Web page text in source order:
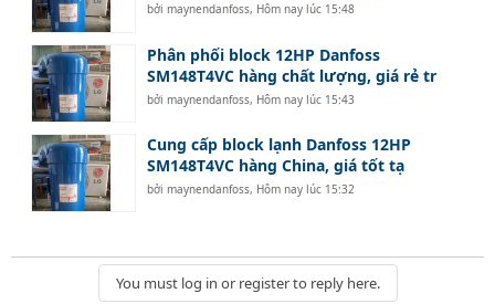
bởimaynendanfoss, Hôm nay lúc 15:48
Phân phối block 12HP Danfoss
SM148T4VC hàng chất lượng, giá rẻ tr
bởimaynendanfoss, Hôm nay lúc 15:43
Cung cấp block lạnh Danfoss 12HP
SM148T4VC hàng China, giá tốt tạ
bởimaynendanfoss, Hôm nay lúc 15:32
You must log in or register to reply here.